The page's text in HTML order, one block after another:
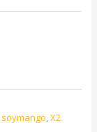
soymango,X2